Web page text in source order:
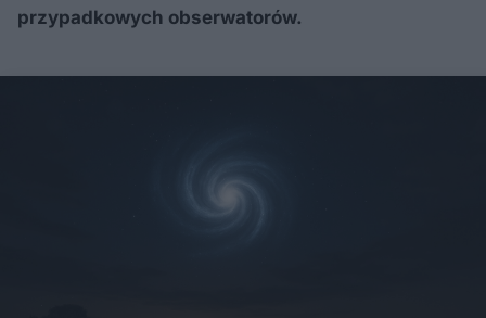
przypadkowych obserwatorów.